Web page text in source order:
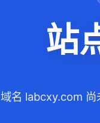
站
域名 labcxy.com 尚